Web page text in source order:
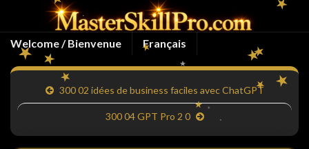
Welcome / Bienvenue Français
300 02 idées de business faciles avec ChatGPT
300 04 GPT Pro 2 0